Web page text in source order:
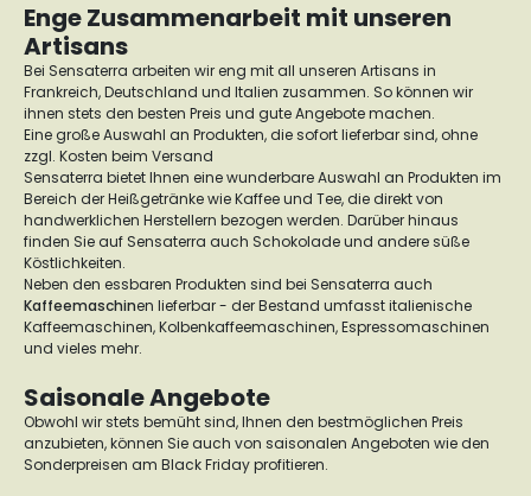
Enge Zusammenarbeit mit unseren
Artisans
Bei Sensaterra arbeiten wir eng mit all unseren Artisans in
Frankreich, Deutschland und Italien zusammen. So können wir
ihnen stets den besten Preis und gute Angebote machen.
Eine große Auswahl an Produkten, die sofort lieferbar sind, ohne
zzgl. Kosten beim Versand
Sensaterra bietet Ihnen eine wunderbare Auswahl an Produkten im
Bereich der Heißgetränke wie Kaffee und Tee, die direkt von
handwerklichen Herstellern bezogen werden. Darüber hinaus
finden Sie auf Sensaterra auch Schokolade und andere süße
Köstlichkeiten.
Neben den essbaren Produkten sind bei Sensaterra auch
Kaffeemaschinen lieferbar - der Bestand umfasst italienische
Kaffeemaschinen, Kolbenkaffeemaschinen, Espressomaschinen
und vieles mehr.
Saisonale Angebote
Obwohl wir stets bemüht sind, Ihnen den bestmöglichen Preis
anzubieten, können Sie auch von saisonalen Angeboten wie den
Sonderpreisen am Black Friday profitieren.